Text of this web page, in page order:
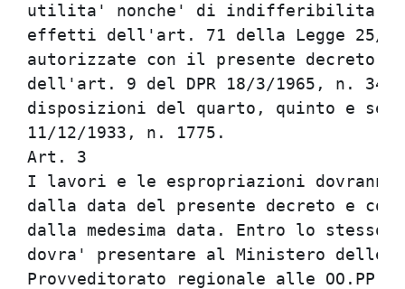
utilita' nonche' di
effetti dell'art. 71 della
autorizzate con il presente
dell'art. 9 del DPR 18/3/1965,
disposizioni del quarto, quinto
11/12/
I lavori e le espropriazioni
dalla data del presente
dalla medesima data. Entro lo
dovra' presentare al Ministero
Provveditorato regionale alle